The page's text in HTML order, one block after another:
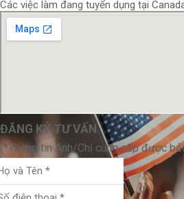
Các việc làm đang tuyển dụng tại
ĐĂNG KÝ TƯ VẤN
(*Thông tin Anh/Chị cung cấp được